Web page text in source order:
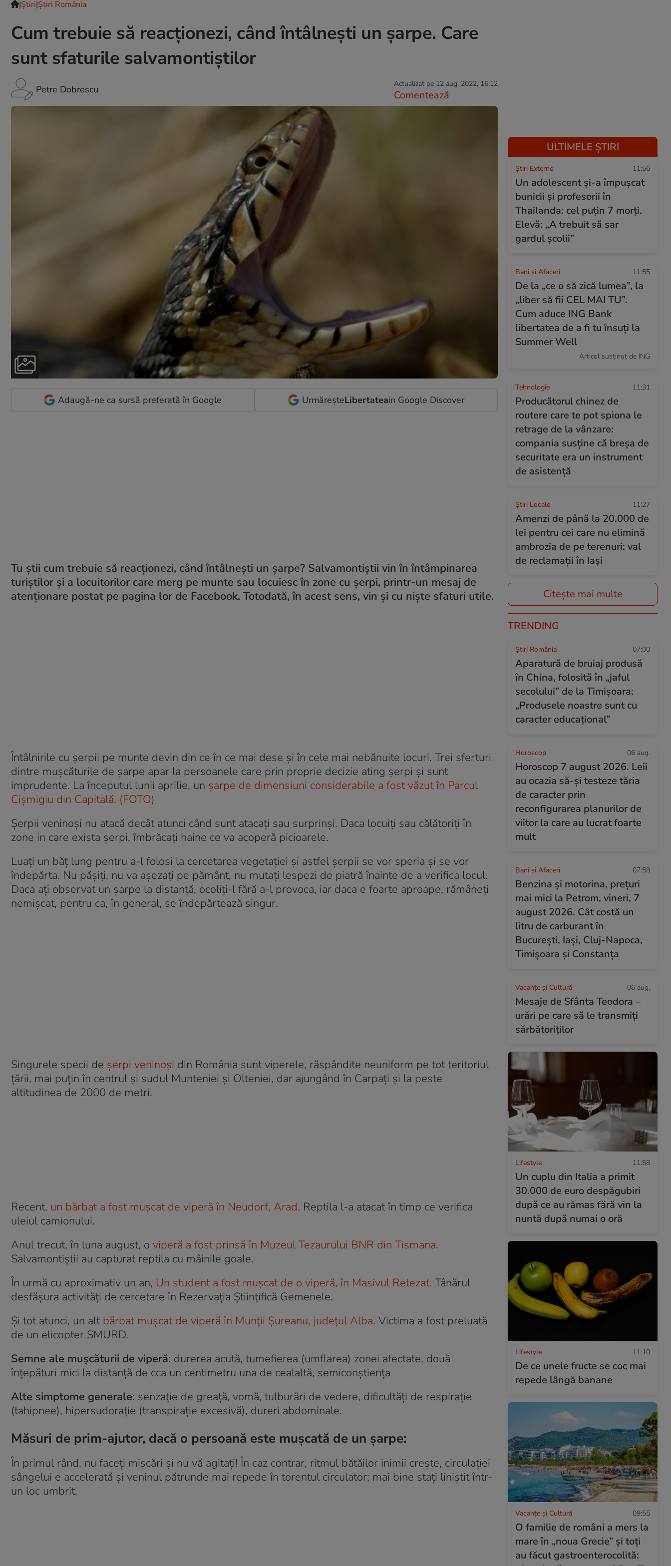
|Ştiri|Știri România
Cum trebuie să reacționezi, când întâlnești un șarpe. Care
sunt sfaturile salvamontiștilor
Petre Dobrescu Actualizat pe 12 aug. 2022, 16:12
Comentează
Adaugă-ne ca sursă preferată în Google UrmăreșteLibertateain Google Discover
Tu știi cum trebuie să reacționezi, când întâlnești un șarpe? Salvamontiștii vin în întâmpinarea
turiștilor și a locuitorilor care merg pe munte sau locuiesc în zone cu șerpi, printr-un mesaj de
atenționare postat pe pagina lor de Facebook. Totodată, în acest sens, vin și cu niște sfaturi utile.
Întâlnirile cu şerpii pe munte devin din ce în ce mai dese şi în cele mai nebănuite locuri. Trei sferturi
dintre muşcăturile de şarpe apar la persoanele care prin proprie decizie ating şerpi şi sunt
imprudente. La începutul lunii aprilie, un șarpe de dimensiuni considerabile a fost văzut în Parcul
Cișmigiu din Capitală. (FOTO)
Şerpii veninoşi nu atacă decât atunci când sunt atacaţi sau surprinşi. Daca locuiţi sau călătoriţi în
zone in care exista şerpi, îmbrăcaţi haine ce va acoperă picioarele.
Luaţi un băț lung pentru a-l folosi la cercetarea vegetaţiei şi astfel şerpii se vor speria şi se vor
îndepărta. Nu păşiţi, nu va aşezaţi pe pământ, nu mutaţi lespezi de piatră înainte de a verifica locul.
Daca aţi observat un şarpe la distanţă, ocoliţi-l fără a-l provoca, iar daca e foarte aproape, rămâneţi
nemişcat, pentru ca, în general, se îndepărtează singur.
Singurele specii de șerpi veninoși din România sunt viperele, răspândite neuniform pe tot teritoriul
țării, mai puțin în centrul și sudul Munteniei și Olteniei, dar ajungând în Carpaţi şi la peste
altitudinea de 2000 de metri.
Recent, un bărbat a fost mușcat de viperă în Neudorf, Arad. Reptila l-a atacat în timp ce verifica
uleiul camionului.
Anul trecut, în luna august, o viperă a fost prinsă în Muzeul Tezaurului BNR din Tismana.
Salvamontiștii au capturat reptila cu mâinile goale.
În urmă cu aproximativ un an, Un student a fost mușcat de o viperă, în Masivul Retezat. Tânărul
desfăşura activităţi de cercetare în Rezervaţia Ştiinţifică Gemenele.
Și tot atunci, un alt bărbat mușcat de viperă în Munții Șureanu, județul Alba. Victima a fost preluată
de un elicopter SMURD.
Semne ale muşcăturii de viperă: durerea acută, tumefierea (umflarea) zonei afectate, două
înțepături mici la distanță de cca un centimetru una de cealaltă, semiconştienţa
Alte simptome generale: senzaţie de greaţă, vomă, tulburări de vedere, dificultăţi de respiraţie
(tahipnee), hipersudoraţie (transpiraţie excesivă), dureri abdominale.
Măsuri de prim-ajutor, dacă o persoană este mușcată de un șarpe:
În primul rând, nu faceţi mişcări şi nu vă agitaţi! În caz contrar, ritmul bătăilor inimii creşte, circulaţiei
sângelui e accelerată şi veninul pătrunde mai repede în torentul circulator; mai bine staţi liniştit într-
un loc umbrit.
ULTIMELE ȘTIRI
Știri Externe 11:56
Un adolescent și-a împușcat
bunicii și profesorii în
Thailanda: cel puțin 7 morți.
Elevă: „A trebuit să sar
gardul școlii”
Bani și Afaceri 11:55
De la „ce o să zică lumea”, la
„liber să fii CEL MAI TU”.
Cum aduce ING Bank
libertatea de a fi tu însuți la
Summer Well
Articol susținut de ING
Tehnologie 11:31
Producătorul chinez de
routere care te pot spiona le
retrage de la vânzare:
compania susține că breșa de
securitate era un instrument
de asistență
Știri Locale 11:27
Amenzi de până la 20.000 de
lei pentru cei care nu elimină
ambrozia de pe terenuri: val
de reclamații în Iași
Citește mai multe
TRENDING
Știri România 07:00
Aparatură de bruiaj produsă
în China, folosită în „jaful
secolului” de la Timișoara:
„Produsele noastre sunt cu
caracter educațional”
Horoscop 06 aug.
Horoscop 7 august 2026. Leii
au ocazia să-și testeze tăria
de caracter prin
reconfigurarea planurilor de
viitor la care au lucrat foarte
mult
Bani și Afaceri 07:58
Benzina și motorina, prețuri
mai mici la Petrom, vineri, 7
august 2026. Cât costă un
litru de carburant în
București, Iași, Cluj-Napoca,
Timișoara și Constanța
Vacanțe și Cultură 06 aug.
Mesaje de Sfânta Teodora –
urări pe care să le transmiți
sărbătoriților
Lifestyle 11:58
Un cuplu din Italia a primit
30.000 de euro despăgubiri
după ce au rămas fără vin la
nuntă după numai o oră
Lifestyle 11:10
De ce unele fructe se coc mai
repede lângă banane
Vacanțe și Cultură 09:55
O familie de români a mers la
mare în „noua Grecie” și toți
au făcut gastroenterocolită: